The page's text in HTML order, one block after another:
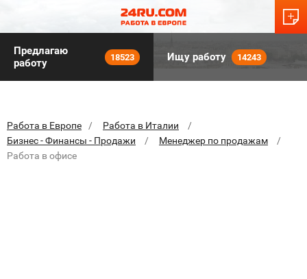
Предлагаю
работу
18523 Ищу работу 14243
Работа в Европе
Работа в Италии
Бизнес - Финансы - Продажи
Менеджер по продажам
Работа в офисе